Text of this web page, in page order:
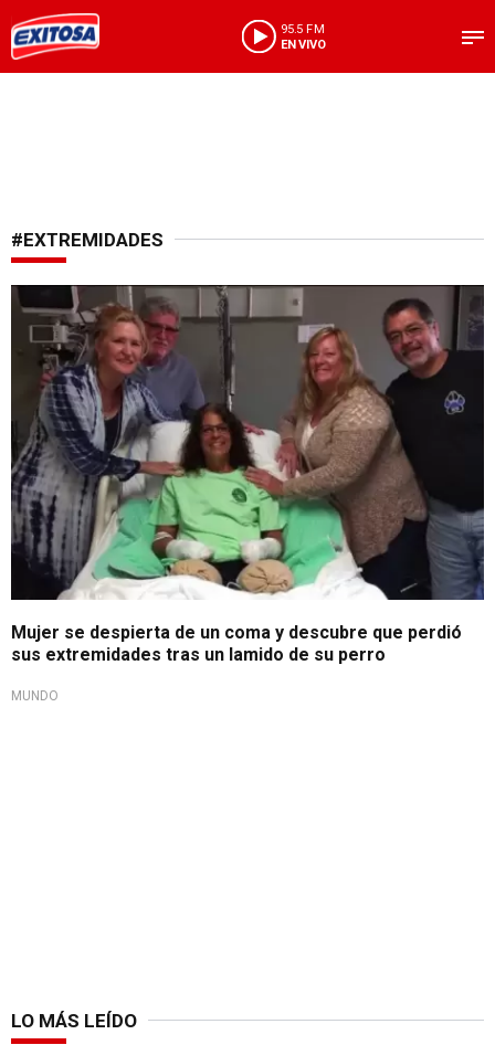
95.5 FM
EN VIVO
#EXTREMIDADES
Insólito
Mujer se despierta de un coma y descubre que perdió
sus extremidades tras un lamido de su perro
MUNDO
LO MÁS LEÍDO